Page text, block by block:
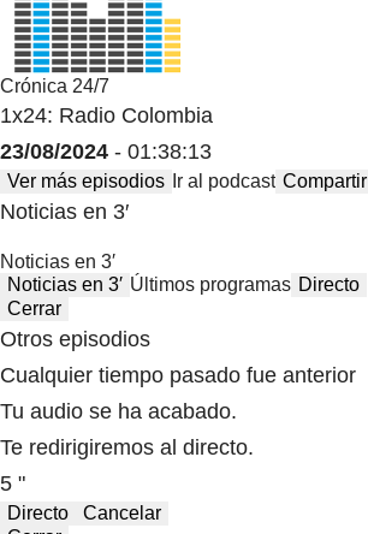
Crónica 24/7
1x24: Radio Colombia
23/08/2024 - 01:38:13
Ver más episodios Ir al podcast Compartir
Noticias en 3′
Noticias en 3′
Noticias en 3′ Últimos programas Directo
Cerrar
Otros episodios
Cualquier tiempo pasado fue anterior
Tu audio se ha acabado.
Te redirigiremos al directo.
5 "
Directo
Cancelar